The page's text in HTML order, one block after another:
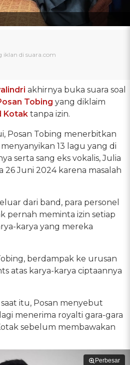
akhirnya buka suara soal
Tobing yang diklaim
Kotak tanpa izin.
Posan Tobing menerbitkan
13 lagu yang di
serta sang eks vokalis, Julia
26 Juni 2024 karena masalah
dari band, para personel
pernah meminta izin setiap
karya yang mereka
berdampak ke urusan
atas karya-karya ciptaannya
itu, Posan menyebut
menerima royalti gara-gara
sebelum membawakan
Perbesar